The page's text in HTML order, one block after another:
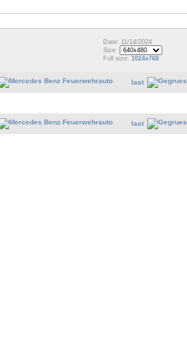
Date: 11/14/2024
Size:
Full size: 1024x768
last
last